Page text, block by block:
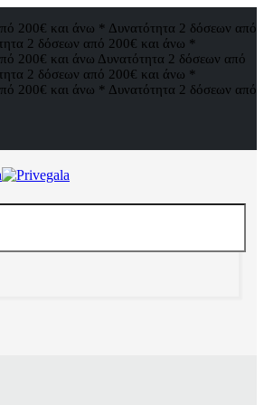
200€ και άνω * Δυνατότητα 2 δόσεων από
2 δόσεων από 200€ και άνω *
200€ και άνω Δυνατότητα 2 δόσεων από
2 δόσεων από 200€ και άνω *
200€ και άνω * Δυνατότητα 2 δόσεων από